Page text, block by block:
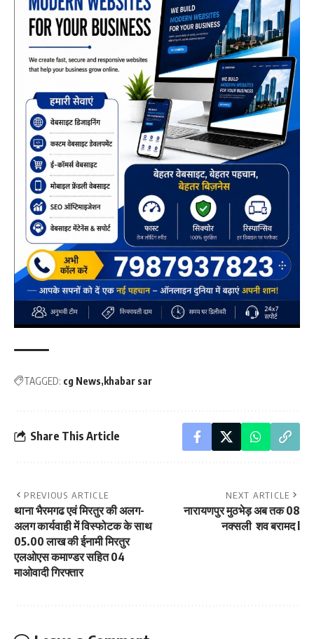
TAGGED: cg News khabar sar
Share This Article
PREVIOUS ARTICLE
थाना भैरमगढ एवं मिरतुर की अलग-
अलग कार्यवाही में विस्फोटक के साथ
05.00 लाख की ईनामी मिरतुर
एलओएस कमाण्डर सहित 04
माओवादी गिरफ्तार
NEXT ARTICLE
नारायणपुर मुठभेड़ अब तक 08
नक्सली शव बरामद l